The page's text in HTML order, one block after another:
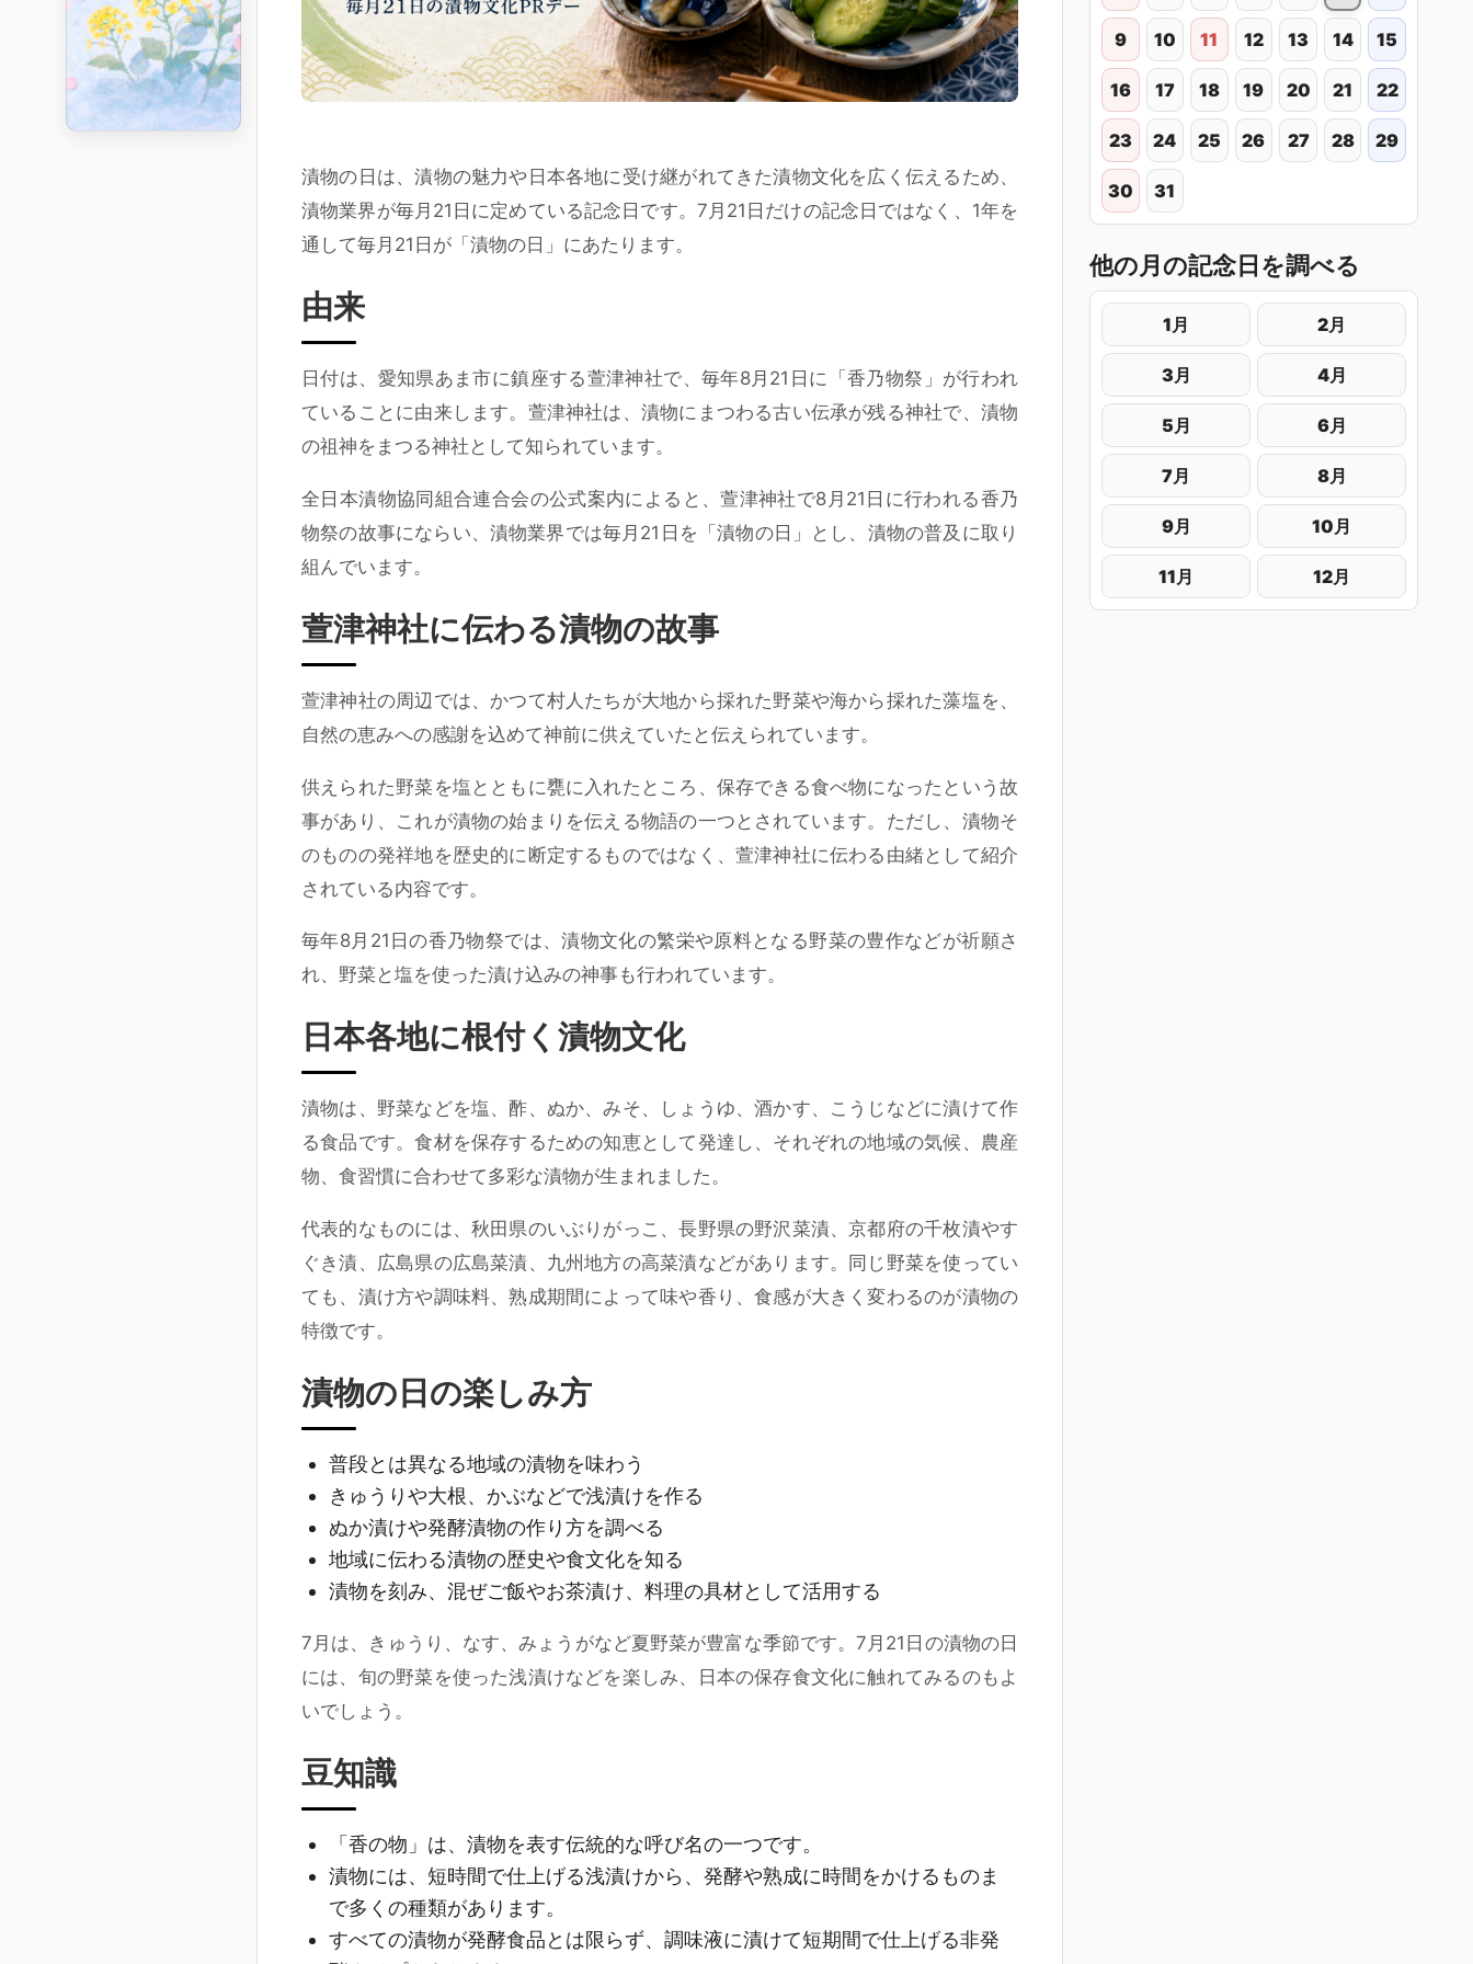
漬物の日 は、漬物の魅力や日本各地に受け継がれてきた漬物文化を広く伝えるため、
漬物業界が毎月21日 に定めている記念日です。7月21日だけの記念日ではなく、1年を
通して毎月21日が「漬物の日」にあたります。
由来
日付は、愛知県あま市に鎮座する萱津神社で、毎年8月21日に「香乃物祭」が行われ
ていることに由来します。萱津神社は、漬物にまつわる古い伝承が残る神社で、漬物
の祖神をまつる神社として知られています。
全日本漬物協同組合連合会の公式案内によると、萱津神社で8月21日に行われる香乃
物祭の故事にならい、漬物業界では毎月21日を「漬物の日」とし、漬物の普及に取り
組んでいます。
萱津神社に伝わる漬物の故事
萱津神社の周辺では、かつて村人たちが大地から採れた野菜や海から採れた藻塩を、
自然の恵みへの感謝を込めて神前に供えていたと伝えられています。
供えられた野菜を塩とともに甕に入れたところ、保存できる食べ物になったという故
事があり、これが漬物の始まりを伝える物語の一つとされています。ただし、漬物そ
のものの発祥地を歴史的に断定するものではなく、萱津神社に伝わる由緒として紹介
されている内容です。
毎年8月21日の香乃物祭では、漬物文化の繁栄や原料となる野菜の豊作などが祈願さ
れ、野菜と塩を使った漬け込みの神事も行われています。
日本各地に根付く漬物文化
漬物は、野菜などを塩、酢、ぬか、みそ、しょうゆ、酒かす、こうじなどに漬けて作
る食品です。食材を保存するための知恵として発達し、それぞれの地域の気候、農産
物、食習慣に合わせて多彩な漬物が生まれました。
代表的なものには、秋田県のいぶりがっこ、長野県の野沢菜漬、京都府の千枚漬やす
ぐき漬、広島県の広島菜漬、九州地方の高菜漬などがあります。同じ野菜を使ってい
ても、漬け方や調味料、熟成期間によって味や香り、食感が大きく変わるのが漬物の
特徴です。
漬物の日の楽しみ方
普段とは異なる地域の漬物を味わう
きゅうりや大根、かぶなどで浅漬けを作る
ぬか漬けや発酵漬物の作り方を調べる
地域に伝わる漬物の歴史や食文化を知る
漬物を刻み、混ぜご飯やお茶漬け、料理の具材として活用する
7月は、きゅうり、なす、みょうがなど夏野菜が豊富な季節です。7月21日の漬物の日
には、旬の野菜を使った浅漬けなどを楽しみ、日本の保存食文化に触れてみるのもよ
いでしょう。
豆知識
「香の物」は、漬物を表す伝統的な呼び名の一つです。
漬物には、短時間で仕上げる浅漬けから、発酵や熟成に時間をかけるものま
で多くの種類があります。
すべての漬物が発酵食品とは限らず、調味液に漬けて短期間で仕上げる非発
9 10 11 12 13 14 15
16 17 18 19 20 21 22
23 24 25 26 27 28 29
30 31
他の月の記念日を調べる
1月 2月
3月 4月
5月 6月
7月 8月
9月 10月
11月 12月